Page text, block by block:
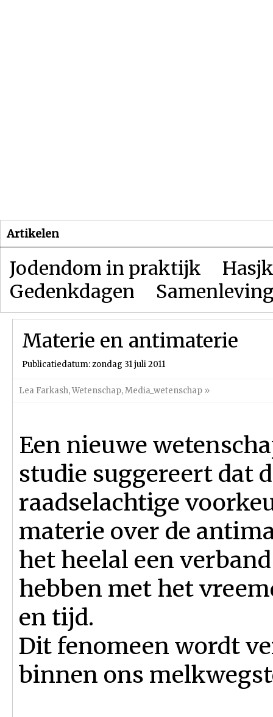
Artikelen
Jodendom in praktijk
Gedenkdagen
Materie en antimaterie
Publicatiedatum: zondag 31 juli 2011
Lea Farkash,Wetenschap,Media_wetenschap »
Een nieuwe
studie suggereert dat
raadselachtige
materie over de
het heelal een
hebben met het
en tijd.
Dit fenomeen wordt
binnen ons